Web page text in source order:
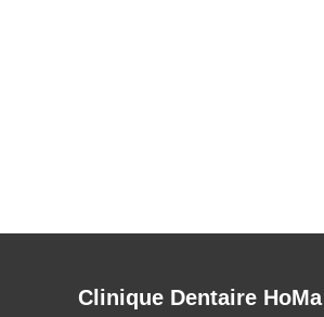
Clinique Dentaire HoMa